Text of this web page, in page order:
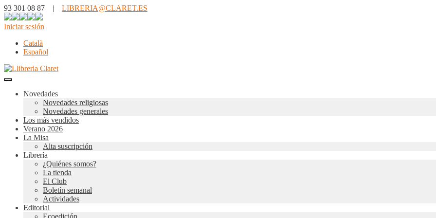
93 301 08 87 | LIBRERIA@CLARET.ES
Iniciar sesión
Català
Español
Novedades
Novedades religiosas
Novedades generales
Los más vendidos
Verano 2026
La Misa
Alta suscripción
Librería
¿Quiénes somos?
La tienda
El Club
Boletín semanal
Actividades
Editorial
Ecoedición